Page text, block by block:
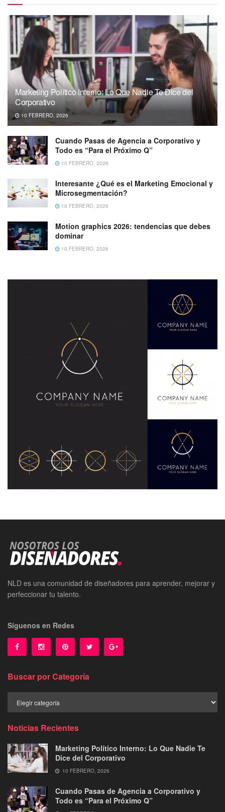
Marketing Político Interno: Lo Que Nadie Te Dice del
Corporativo
10 FEBRERO, 2026
Cuando Pasas de Agencia a Corporativo y
Todo es “Para el Próximo Q”
10 FEBRERO, 2026
Interesante ¿Qué es el Marketing Emocional y
Microsegmentación?
10 FEBRERO, 2026
Motion graphics 2026: tendencias que debes
dominar
10 FEBRERO, 2026
NLD es una comunidad de diseñadores para aprender, mejorar y
perfeccionar tu talento.
Síguenos en Redes
Buscar por Categoría
por
Noticias Recientes
Marketing Político Interno: Lo Que Nadie Te
Dice del Corporativo
10 FEBRERO, 2026
Cuando Pasas de Agencia a Corporativo y
Todo es “Para el Próximo Q”